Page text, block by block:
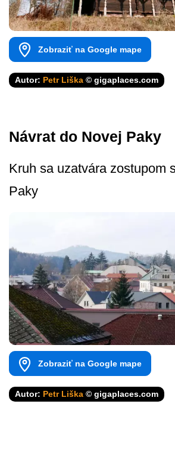
Zobraziť na Google mape
Autor: Petr Liška © gigaplaces.com
Návrat do Novej Paky
Kruh sa uzatvára zostupom
Paky
Zobraziť na Google mape
Autor: Petr Liška © gigaplaces.com